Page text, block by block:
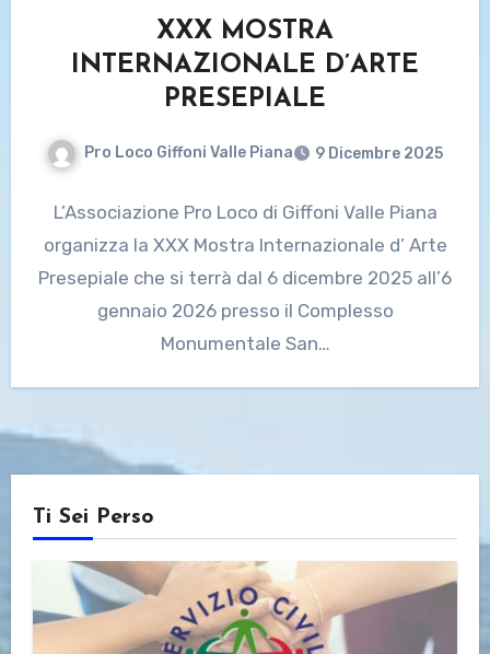
XXX MOSTRA
INTERNAZIONALE D’ARTE
PRESEPIALE
Pro Loco Giffoni Valle Piana 9 Dicembre 2025
L’Associazione Pro Loco di Giffoni Valle Piana
organizza la XXX Mostra Internazionale d’ Arte
Presepiale che si terrà dal 6 dicembre 2025 all’6
gennaio 2026 presso il Complesso
Monumentale San…
Ti Sei Perso